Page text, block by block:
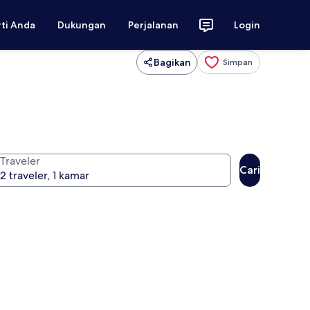
Anda Dukungan Perjalanan Login
Bagikan Simpan
Traveler
Cari